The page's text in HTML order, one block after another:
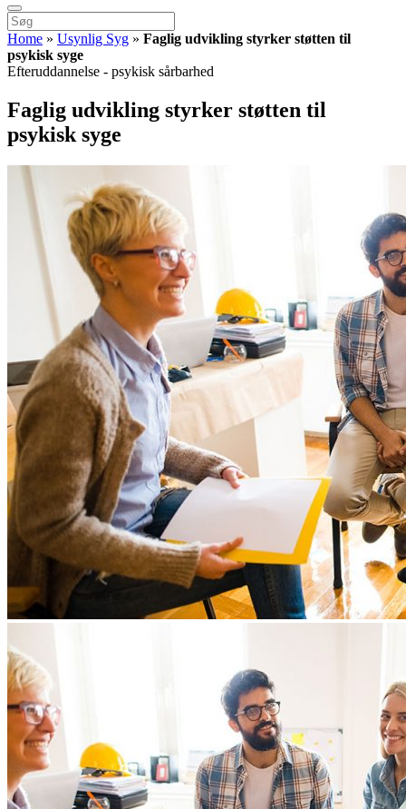
Home » Usynlig Syg » Faglig udvikling styrker støtten til
psykisk syge
Efteruddannelse - psykisk sårbarhed
Faglig udvikling styrker støtten til
psykisk syge